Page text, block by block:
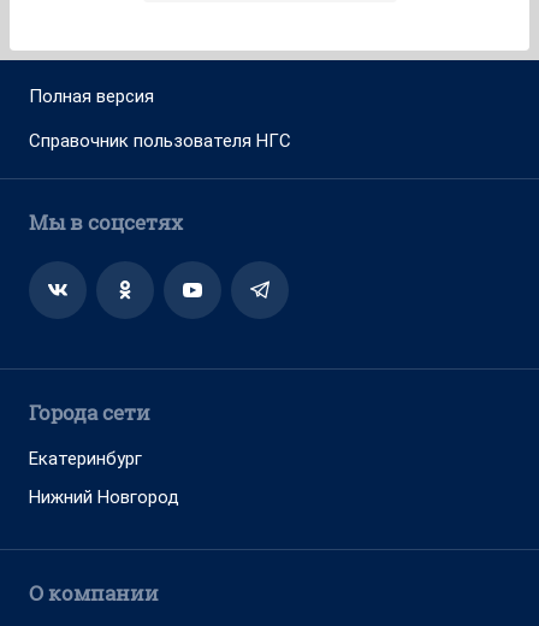
Полная версия
Справочник пользователя НГС
Мы в соцсетях
Города сети
Екатеринбург
Нижний Новгород
О компании